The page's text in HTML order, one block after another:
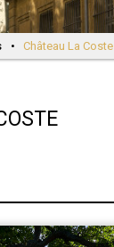
• Château La Coste